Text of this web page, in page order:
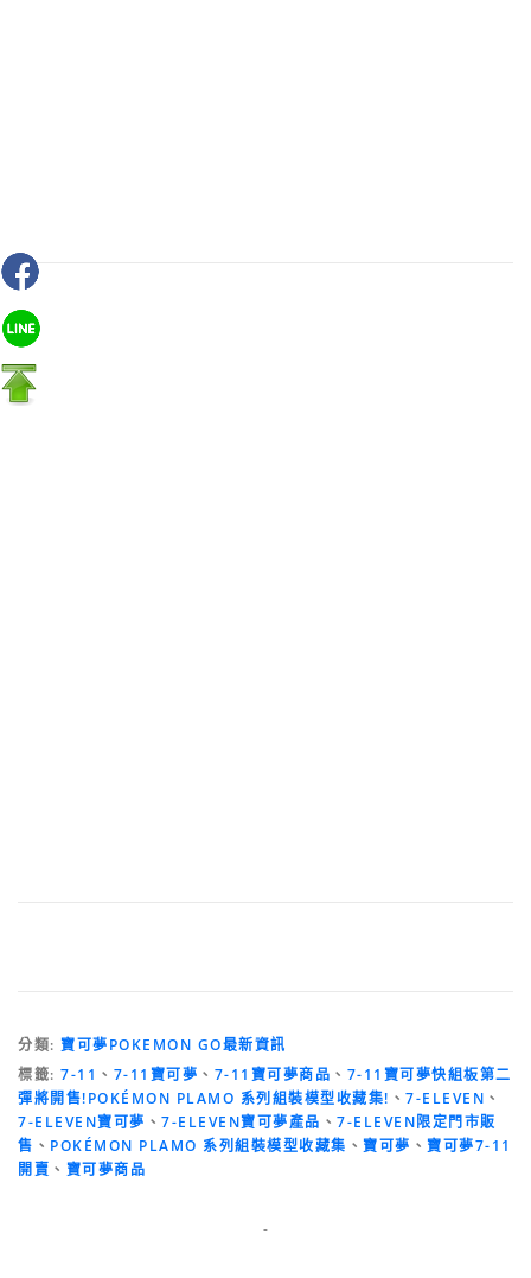
分類: 寶可夢POKEMON GO最新資訊
標籤: 7-11 、 7-11寶可夢 、 7-11寶可夢商品 、 7-11寶可夢快組板第二
彈將開售!POKÉMON PLAMO 系列組裝模型收藏集! 、 7-ELEVEN 、
7-ELEVEN寶可夢 、 7-ELEVEN寶可夢產品 、 7-ELEVEN限定門市販
售 、 POKÉMON PLAMO 系列組裝模型收藏集 、 寶可夢 、 寶可夢7-11
開賣 、 寶可夢商品
-